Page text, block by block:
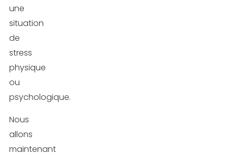
une
situation
de
stress
physique
ou
psychologique.
Nous
allons
maintenant